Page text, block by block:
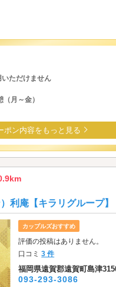
ただけません
月～金）
ポン内容をもっと見る
利庵【キラリグループ】
カップルズおすすめ
評価の投稿はありません。
口コミ3 件
福岡県遠賀郡遠賀町島津
093-293-3086